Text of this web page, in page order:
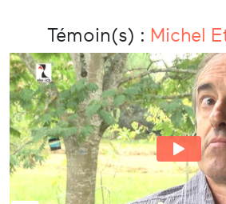
Témoin(s) : Michel